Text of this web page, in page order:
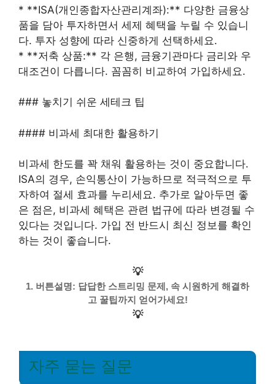
* **ISA(개인종합자산관리계좌):** 다양한 금융상
품을 담아 투자하면서 세제 혜택을 누릴 수 있습니
다. 투자 성향에 따라 신중하게 선택하세요.
* **저축 상품:** 각 은행, 금융기관마다 금리와 우
대조건이 다릅니다. 꼼꼼히 비교하여 가입하세요.
### 놓치기 쉬운 세테크 팁
#### 비과세 최대한 활용하기
비과세 한도를 꽉 채워 활용하는 것이 중요합니다.
ISA의 경우, 손익통산이 가능하므로 적극적으로 투
자하여 절세 효과를 누리세요. 추가로 알아두면 좋
은 점은, 비과세 혜택은 관련 법규에 따라 변경될 수
있다는 것입니다. 가입 전 반드시 최신 정보를 확인
하는 것이 좋습니다.
💡
1. 버튼설명: 답답한 스트리밍 문제, 속 시원하게 해결하
고 꿀팁까지 얻어가세요!
💡
자주 묻는 질문